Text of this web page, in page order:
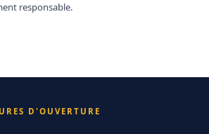
responsable.
D'OUVERTURE